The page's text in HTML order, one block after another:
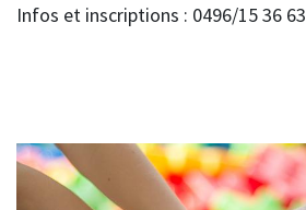
Infos et inscriptions : 0496/15 36 63